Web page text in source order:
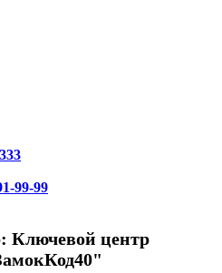
99-99
Ключевой центр